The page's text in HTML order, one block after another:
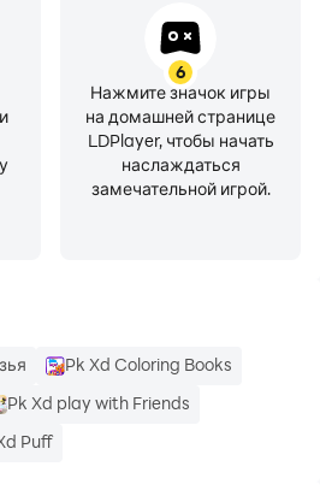
6
Нажмите значок игры
на домашней странице
LDPlayer, чтобы начать
наслаждаться
замечательной игрой.
Pk Xd Coloring Books
Pk Xd play with Friends
Puff